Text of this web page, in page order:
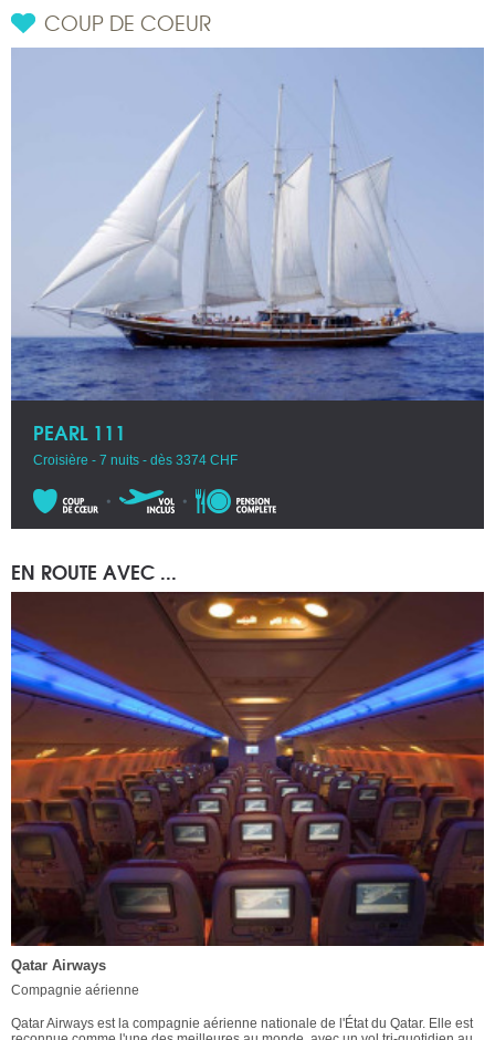
COUP DE COEUR
PEARL 111
Croisière - 7 nuits - dès 3374 CHF
EN ROUTE AVEC ...
Qatar Airways
Compagnie aérienne
Qatar Airways est la compagnie aérienne nationale de l'État du Qatar. Elle est